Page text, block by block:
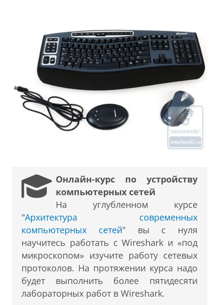
Онлайн-курс по устройству
компьютерных сетей
На углубленном курсе
"Архитектура современных
компьютерных сетей" вы с нуля
научитесь работать с Wireshark и «под
микроскопом» изучите работу сетевых
протоколов. На протяжении курса надо
будет выполнить более пятидесяти
лабораторных работ в Wireshark.